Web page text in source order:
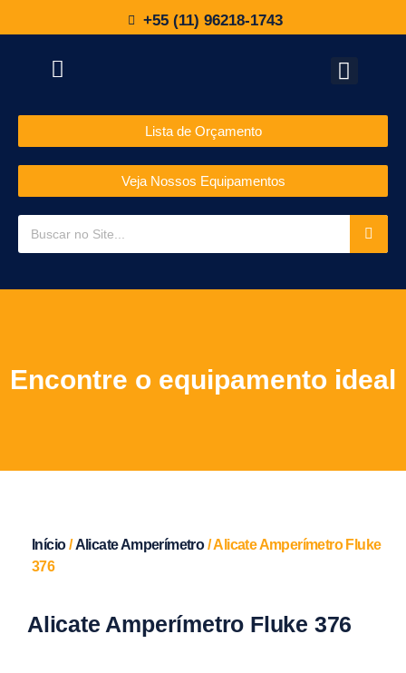
+55 (11) 96218-1743
Lista de Orçamento
Veja Nossos Equipamentos
Encontre o equipamento ideal
Início/Alicate Amperímetro/ Alicate Amperímetro Fluke
376
Alicate Amperímetro Fluke 376